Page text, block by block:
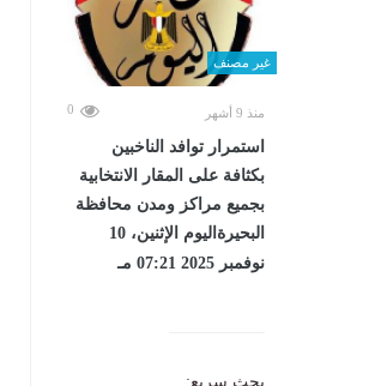
غير مصنف
منذ 9 أشهر 0
استمرار توافد الناخبين
بكثافة على المقار الانتخابية
بجميع مراكز ومدن محافظة
البحيرةاليوم الإثنين، 10
نوفمبر 2025 07:21 مـ
بحث سريع: